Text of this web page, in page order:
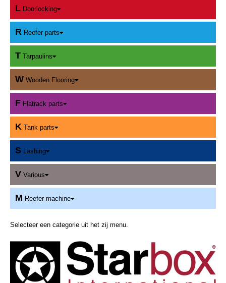
L Doorlocking
R Reefer parts
T Tarpaulins
W Wooden Flooring
F Flatrack parts
K Tank parts
S Lashing
V Various
M Reefer machine
Selecteer een categorie uit het zij menu.